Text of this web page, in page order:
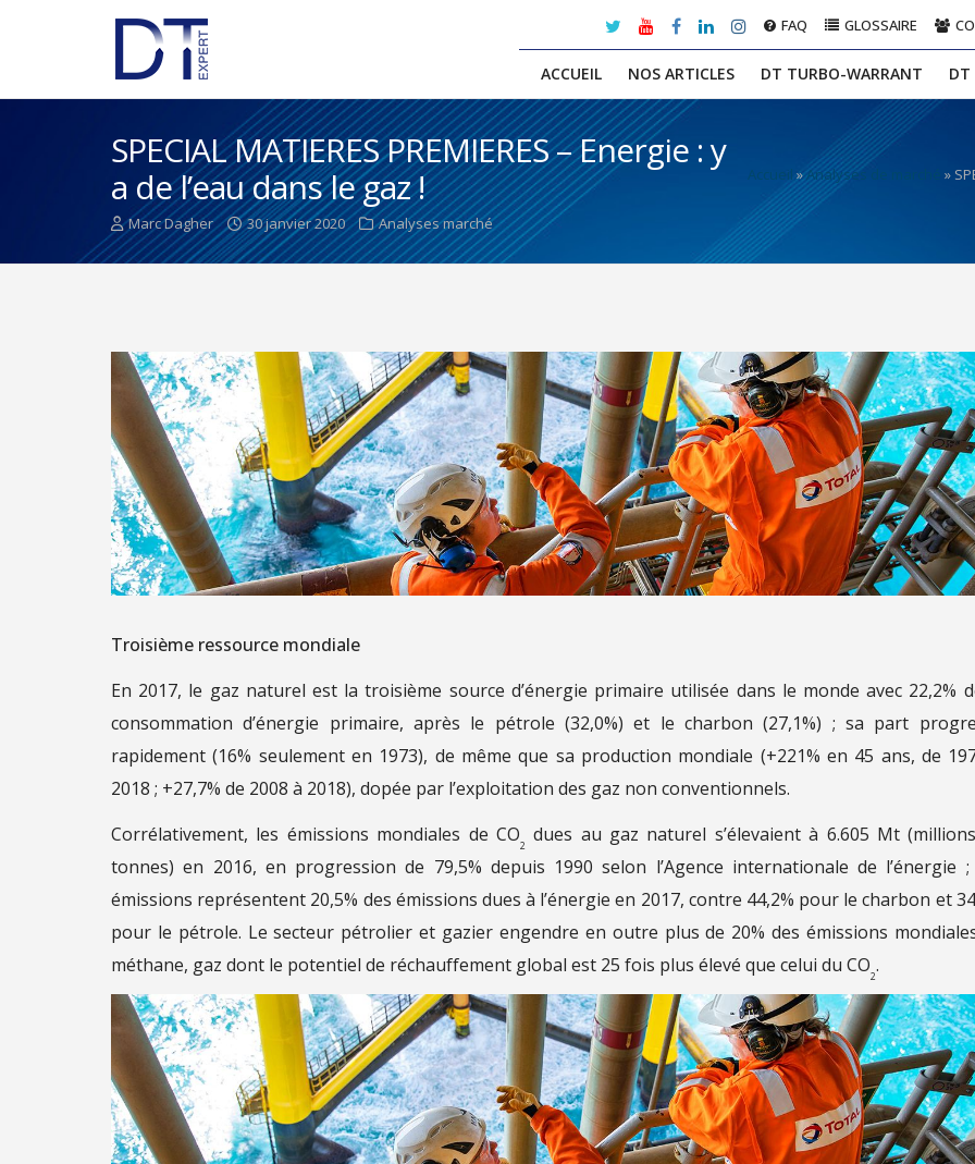
ACCUEIL NOS ARTICLES DT TURBO-WARRANT DT
FAQ GLOSSAIRE
Accueil »Analyses de marché »
SPECIAL MATIERES PREMIERES – Energie : y
a de l’eau dans le gaz !
Marc Dagher 30 janvier 2020 Analyses marché
Troisième ressource mondiale
En 2017, le gaz naturel est la troisième source d’énergie primaire utilisée dans le monde avec 22,2%
consommation d’énergie primaire, après le pétrole (32,0%) et le charbon (27,1%) ; sa part
rapidement (16% seulement en 1973), de même que sa production mondiale (+221% en 45 ans, de
2018 ; +27,7% de 2008 à 2018), dopée par l’exploitation des gaz non conventionnels.
Corrélativement, les émissions mondiales de CO2
dues au gaz naturel s’élevaient à 6.605 Mt
tonnes) en 2016, en progression de 79,5% depuis 1990 selon l’Agence internationale de l’énergie ;
émissions représentent 20,5% des émissions dues à l’énergie en 2017, contre 44,2% pour le charbon et
pour le pétrole. Le secteur pétrolier et gazier engendre en outre plus de 20% des émissions
méthane, gaz dont le potentiel de réchauffement global est 25 fois plus élevé que celui du CO2.